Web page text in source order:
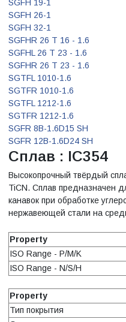
SGFH 19-1
SGFH 26-1
SGFH 32-1
SGFHR 26 T 16 - 1.6
SGFHL 26 T 23 - 1.6
SGFHR 26 T 23 - 1.6
SGTFL 1010-1.6
SGTFR 1010-1.6
SGTFL 1212-1.6
SGTFR 1212-1.6
SGFR 8B-1.6D15 SH
SGFR 12B-1.6D24 SH
Сплав : IC354
Высокопрочный твёрдый
TiCN. Сплав предназначен
канавок при обработке
нержавеющей стали на
Property
ISO Range - P/M/K
ISO Range - N/S/H
Property
Тип покрытия